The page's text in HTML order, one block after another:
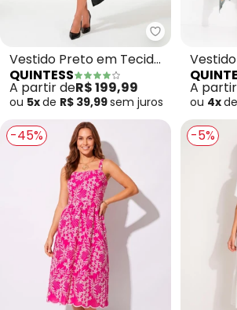
Quintess -
Vestido Preto em Tecido
Air Flow
QUINTESS
A partir deR$ 199,99
ou 5xde R$ 39,99sem juros
Tecido
A
ou 4xde
-45% -5%